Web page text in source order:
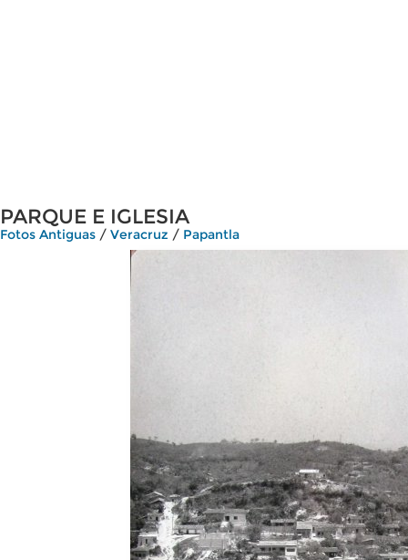
PARQUE E IGLESIA
Fotos Antiguas / Veracruz / Papantla